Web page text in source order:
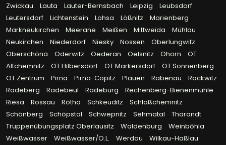
Zwickau
Lauta Lauter-Bernsbach Leipzig
Leubsdorf
Leutersdorf
Lichtenstein Lohsa Lößnitz
Marienberg
Markneukirchen
Meerane Meißen Mittweida
Mühlau
Neukirchen
Niederdorf Niesky Nossen
Oberlungwitz
Oberschöna
Oderwitz Oederan Oelsnitz Ohorn
OT
Altchemnitz
OT Hilbersdorf OT Markersdorf
OT Sonnenberg
OT Zentrum
Pirna Pirna-Copitz Plauen Rabenau
Rackwitz
Radeberg
Radebeul Radeburg
Rechenberg-Bienenmühle
Riesa
Rossau Rötha Schkeuditz
Schloßchemnitz
Schönberg
Schöpstal Schwepnitz Sehmatal
Tharandt
Truppenübungsplatz Oberlausitz
Waldenburg
Weinböhla
Weißwasser
Weißwasser/O.L. Werdau
Wilkau-Haßlau